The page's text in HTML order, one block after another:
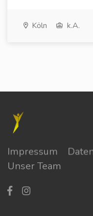
Köln k.A.
Impressum
Unser Team